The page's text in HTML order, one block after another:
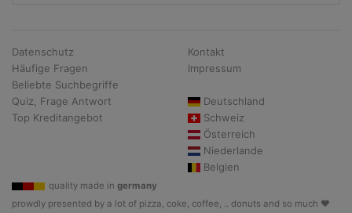
Datenschutz
Häufige Fragen
Beliebte Suchbegriffe
Quiz, Frage Antwort
Top Kreditangebot
Kontakt
Impressum
Deutschland
Schweiz
Österreich
Niederlande
Belgien
quality made in germany
prowdly presented by a lot of pizza, coke, coffee, .. donuts and so much ♥